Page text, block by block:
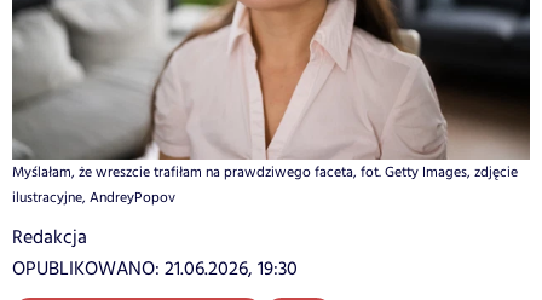
Myślałam, że wreszcie trafiłam na prawdziwego faceta, fot. Getty Images, zdjęcie
ilustracyjne, AndreyPopov
Redakcja
OPUBLIKOWANO: 21.06.2026, 19:30